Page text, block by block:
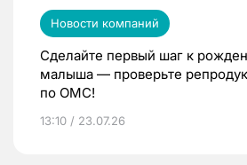
Новости компаний
Сделайте первый шаг к
малыша — проверьте
по ОМС!
13:10 / 23.07.26